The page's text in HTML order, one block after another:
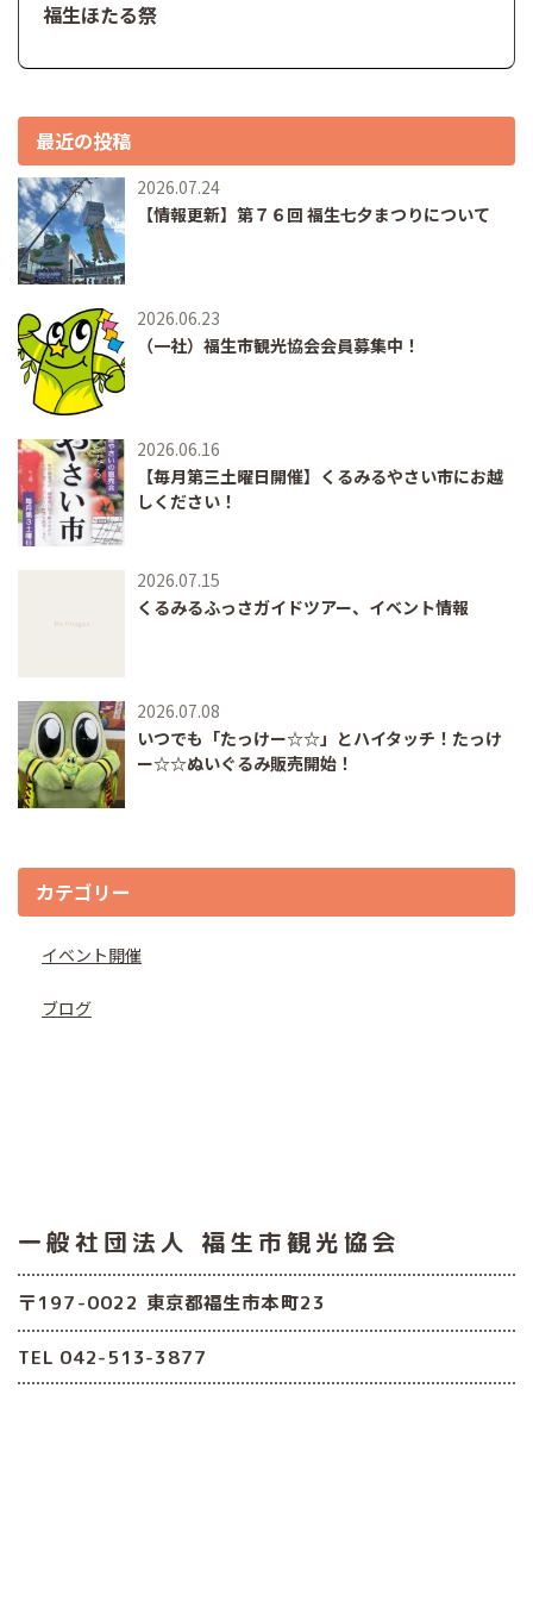
福生ほたる祭
最近の投稿
2026.07.24
【情報更新】第７６回 福生七夕まつりについて
2026.06.23
（一社）福生市観光協会会員募集中！
2026.06.16
【毎月第三土曜日開催】くるみるやさい市にお越
しください！
2026.07.15
くるみるふっさガイドツアー、イベント情報
2026.07.08
いつでも「たっけー☆☆」とハイタッチ！たっけ
ー☆☆ぬいぐるみ販売開始！
カテゴリー
イベント開催
ブログ
一般社団法人 福生市観光協会
〒197-0022 東京都福生市本町23
TEL 042-513-3877